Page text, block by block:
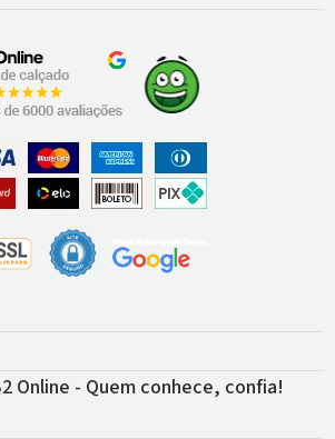
Online - Quem conhece, confia!